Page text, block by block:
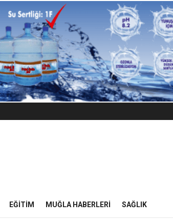
EĞITIM MUĞLA HABERLERI SAĞLIK